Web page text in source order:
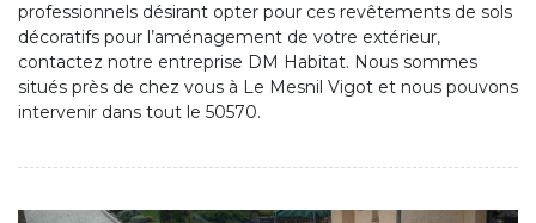
professionnels désirant opter pour ces revêtements de sols
décoratifs pour l’aménagement de votre extérieur,
contactez notre entreprise DM Habitat. Nous sommes
situés près de chez vous à Le Mesnil Vigot et nous pouvons
intervenir dans tout le 50570.